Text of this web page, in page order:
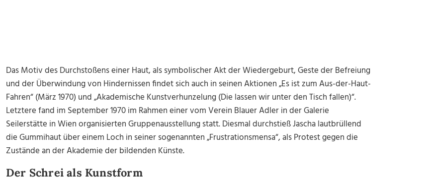
Das Motiv des Durchstoßens einer Haut, als symbolischer Akt der Wiedergeburt, Geste der Befreiung
und der Überwindung von Hindernissen findet sich auch in seinen Aktionen „Es ist zum Aus-der-Haut-
Fahren“ (März 1970) und „Akademische Kunstverhunzelung (Die lassen wir unter den Tisch fallen)“.
Letztere fand im September 1970 im Rahmen einer vom Verein Blauer Adler in der Galerie
Seilerstätte in Wien organisierten Gruppenausstellung statt. Diesmal durchstieß Jascha lautbrüllend
die Gummihaut über einem Loch in seiner sogenannten „Frustrationsmensa“, als Protest gegen die
Zustände an der Akademie der bildenden Künste.
Der Schrei als Kunstform